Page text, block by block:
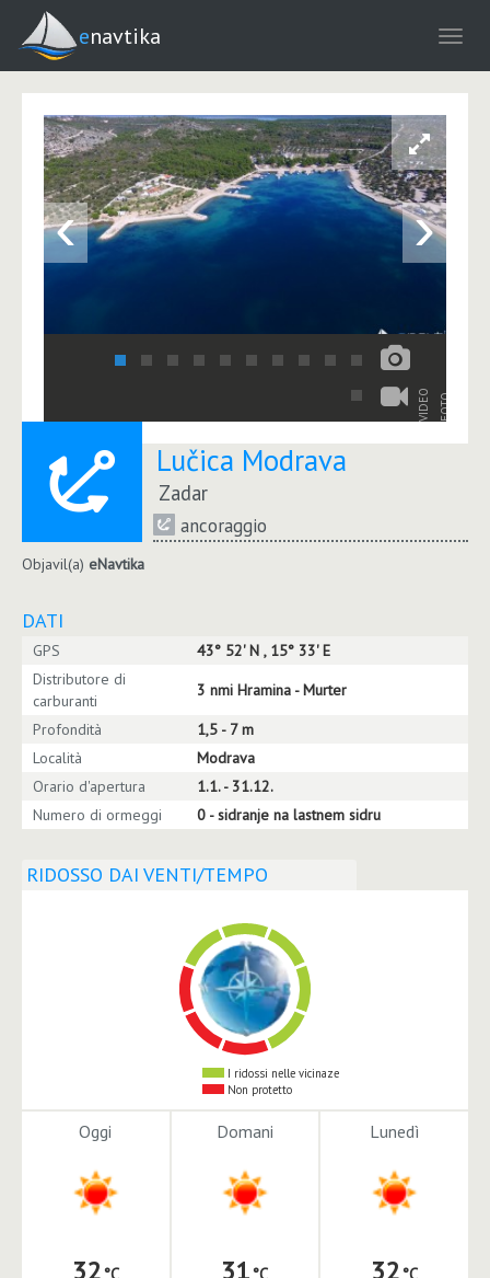
enavtika
‹ ›
VIDEO FOTO
Lučica Modrava
Zadar
ancoraggio
Objavil(a) eNavtika
DATI
GPS
43° 52' N , 15° 33' E
Distributore di
carburanti
3 nmi Hramina - Murter
Profondità
1,5 - 7 m
Località
Modrava
Orario d'apertura
1.1. - 31.12.
Numero di ormeggi
0 - sidranje na lastnem sidru
RIDOSSO DAI VENTI/TEMPO
I ridossi nelle vicinaze
Non protetto
Oggi
32
Domani
31
Lunedì
32